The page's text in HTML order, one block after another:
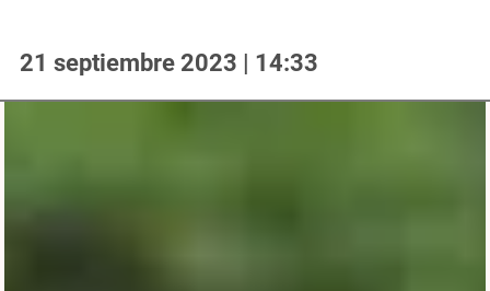
21 septiembre 2023 | 14:33